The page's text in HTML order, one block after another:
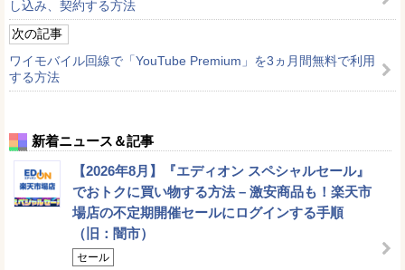
し込み、契約する方法
次の記事
ワイモバイル回線で「YouTube Premium」を3ヵ月間無料で利用
する方法
新着ニュース＆記事
【2026年8月】『エディオン スペシャルセール』
でおトクに買い物する方法 – 激安商品も！楽天市
場店の不定期開催セールにログインする手順
（旧：闇市）
セール